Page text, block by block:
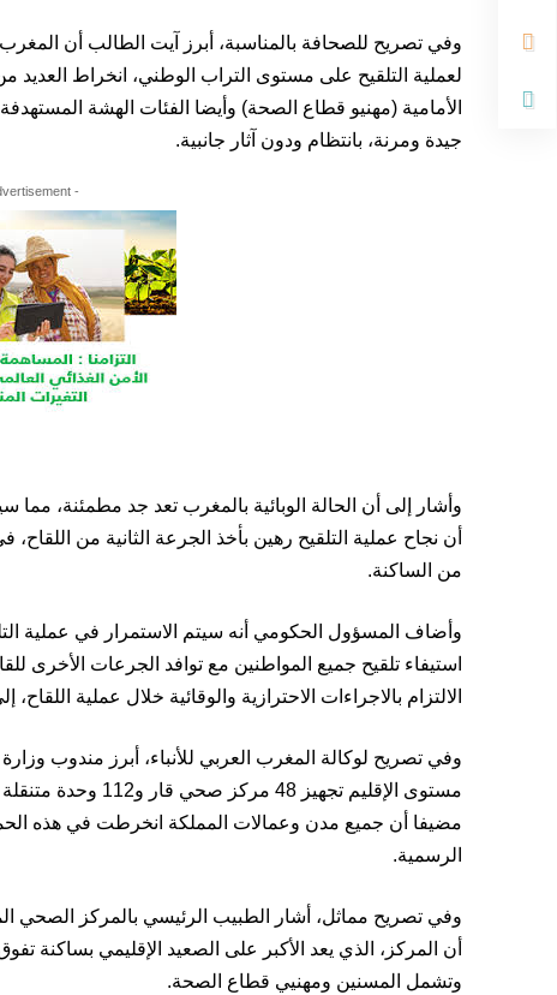
وفي تصريح للصحافة بالمناسبة، أبرز آيت الطالب أن
لعملية التلقيح على مستوى التراب الوطني، انخراط العديد
جيدة ومرنة، بانتظام ودون آثار جانبية.
- Advertisement -
وأشار إلى أن الحالة الوبائية بالمغرب تعد جد مطمئنة، مما
من الساكنة.
وأضاف المسؤول الحكومي أنه سيتم الاستمرار في عملية
استيفاء تلقيح جميع المواطنين مع توافد الجرعات الأخرى
الالتزام بالاجراءات الاحترازية والوقائية خلال عملية
وفي تصريح لوكالة المغرب العربي للأنباء، أبرز مندوب
مضيفا أن جميع مدن وعمالات المملكة انخرطت في هذه
الرسمية.
وتشمل المسنين ومهنيي قطاع الصحة.